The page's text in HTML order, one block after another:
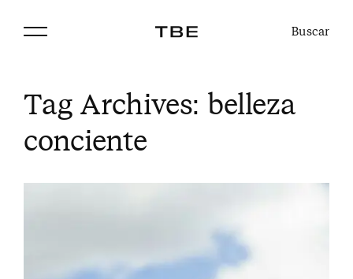
Buscar
Tag Archives: belleza
conciente